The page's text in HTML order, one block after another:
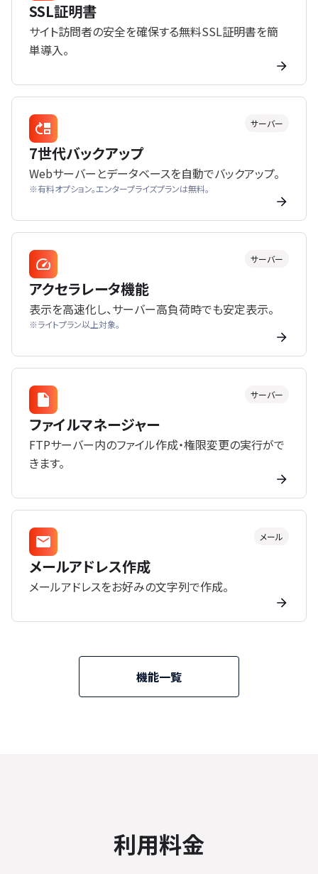
SSL証明書
サイト訪問者の安全を確保する無料SSL証明書を簡
単導入。
サーバー
7世代バックアップ
Webサーバーとデータベースを自動でバックアップ。
※有料オプション。エンタープライズプランは無料。
サーバー
アクセラレータ機能
表示を高速化し、サーバー高負荷時でも安定表示。
※ライトプラン以上対象。
サーバー
ファイルマネージャー
FTPサーバー内のファイル作成・権限変更の実行がで
きます。
メール
メールアドレス作成
メールアドレスをお好みの文字列で作成。
機能一覧
利用料金